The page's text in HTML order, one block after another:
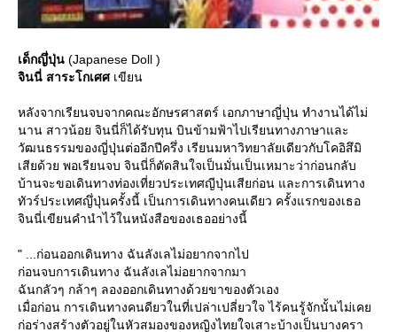
เด็กญึ่ปุ่น (Japanese Doll )
จินนี่ สาระโกเศศ เขียน
หลังจากเรียนจบจากคณะอักษรศาสตร์ เอกภาษาญี่ปุ่น ทำงานได้ไม่
นาน สาวน้อย จินนี่ก็ได้รับทุน บินข้ามฟ้าไปเรียนทางภาษาและ
วัฒนธรรมของญี่ปุ่นต่ออีกปีครึ่ง เรียนมหาวิทยาลัยเดียวกับโคอิสึมิ
เสียด้วย พอเรียนจบ จินนี่ก็ตัดสินใจเป็นมั่นเป็นเหมาะว่าก่อนกลับ
บ้านจะขอเดินทางท่องเที่ยวประเทศญีปุ่นเสียก่อน และการเดินทาง
ทัวร์ประเทศญึ่ปุ่นครั้งนี้ เป็นการเดินทางคนเดียว ครั้งแรกของเธอ
จินนี่เขียนคำนำไว้ในหนังสือของเธออย่างนี้
" ...ก่อนออกเดินทาง ฉันลังเลไม่อยากจากไป
ก่อนจบการเดินทาง ฉันลังเลไม่อยากจากมา
ฉันกลัวๆ กล้าๆ ลองออกเดินทางด้วยขาของตัวเอง
เมื่อก่อน การเดินทางคนดียวในที่เปล่าเปลี่ยวใจ ไร้คนรู้จักนั้นไม่เค
ก่อร่างสร้างตัวอยู่ในหัวสมองของหญิงไทยใจเสาะบ้างเป็นบางครา